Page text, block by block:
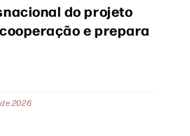
do projeto
e prepara
2026